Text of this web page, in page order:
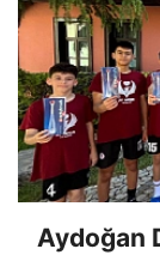
Aydoğan